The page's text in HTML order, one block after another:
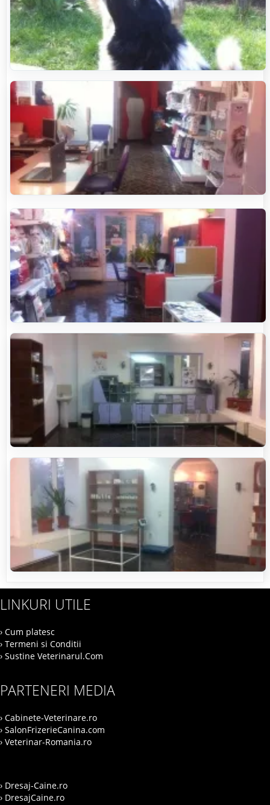
LINKURI UTILE
› Cum platesc
› Termeni si Conditii
› Sustine Veterinarul.Com
PARTENERI MEDIA
› Cabinete-Veterinare.ro
› SalonFrizerieCanina.com
› Veterinar-Romania.ro
› Dresaj-Caine.ro
› DresajCaine.ro